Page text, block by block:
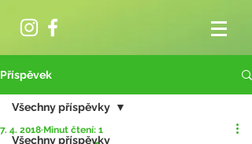
Příspěvek
Všechny příspěvky
Všechny příspěvky
7. 4. 2018 Minut čtení: 1